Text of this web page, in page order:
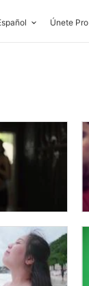
Únete Pro